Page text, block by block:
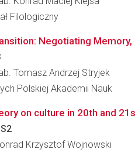
Filologiczny
Negotiating
Tomasz Andrzej Stryjek
Polskiej Akademii Nauk
on culture in 20th and
Krzysztof Wojnowski